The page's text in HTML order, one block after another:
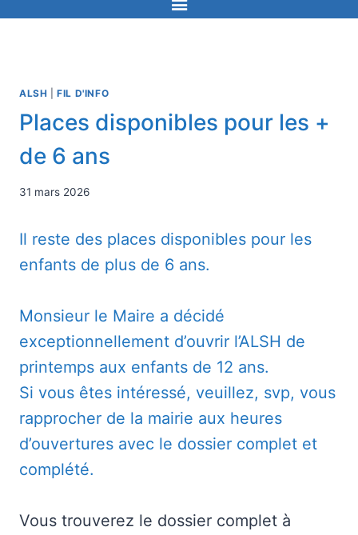
ALSH |FIL D'INFO
Places disponibles pour les +
de 6 ans
31 mars 2026
Il reste des places disponibles pour les
enfants de plus de 6 ans.
Monsieur le Maire a décidé
exceptionnellement d’ouvrir l’ALSH de
printemps aux enfants de 12 ans.
Si vous êtes intéressé, veuillez, svp, vous
rapprocher de la mairie aux heures
d’ouvertures avec le dossier complet et
complété.
Vous trouverez le dossier complet à